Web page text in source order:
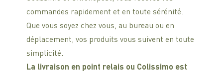
commandes rapidement et en toute sérénité.
Que vous soyez chez vous, au bureau ou en
déplacement, vos produits vous suivent en toute
simplicité.
La livraison en point relais ou Colissimo est